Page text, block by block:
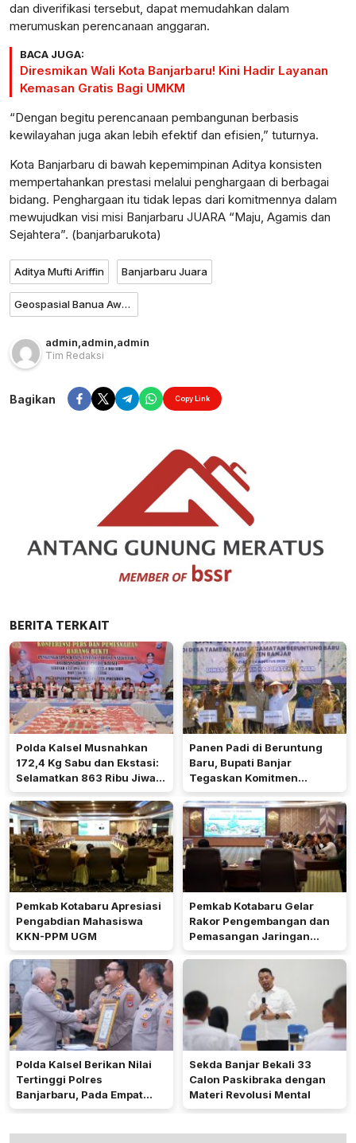
dan diverifikasi tersebut, dapat memudahkan dalam
merumuskan perencanaan anggaran.
BACA JUGA:
Diresmikan Wali Kota Banjarbaru! Kini Hadir Layanan
Kemasan Gratis Bagi UMKM
“Dengan begitu perencanaan pembangunan berbasis
kewilayahan juga akan lebih efektif dan efisien,” tuturnya.
Kota Banjarbaru di bawah kepemimpinan Aditya konsisten
mempertahankan prestasi melalui penghargaan di berbagai
bidang. Penghargaan itu tidak lepas dari komitmennya dalam
mewujudkan visi misi Banjarbaru JUARA “Maju, Agamis dan
Sejahtera”. (banjarbarukota)
Aditya Mufti Ariffin Banjarbaru Juara
Geospasial Banua Award
admin admin admin
Tim Redaksi
Bagikan Copy Link
BERITA TERKAIT
Polda Kalsel Musnahkan
172,4 Kg Sabu dan Ekstasi:
Selamatkan 863 Ribu Jiwa
dan Hemat Biaya Rehab Rp.
4,3 Triliun
Panen Padi di Beruntung
Baru, Bupati Banjar
Tegaskan Komitmen
Dukung Ketahanan Pangan
Pemkab Kotabaru Apresiasi
Pengabdian Mahasiswa
KKN-PPM UGM
Pemkab Kotabaru Gelar
Rakor Pengembangan dan
Pemasangan Jaringan
Listrik PLN
Polda Kalsel Berikan Nilai
Tertinggi Polres
Banjarbaru, Pada Empat
Bidang Utama
Sekda Banjar Bekali 33
Calon Paskibraka dengan
Materi Revolusi Mental